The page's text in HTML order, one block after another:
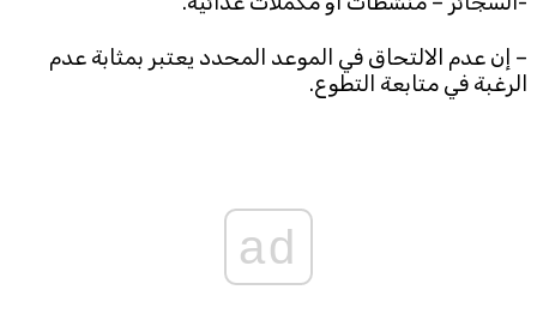
– إن عدم الالتحاق في الموعد المحدد يعتبر بمثابة عدم
الرغبة في متابعة التطوع.
ad